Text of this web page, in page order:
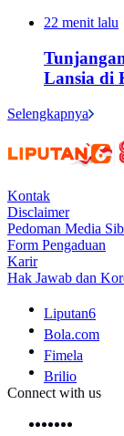
22 menit lalu
Lansia di
Selengkapnya
Kontak
Disclaimer
Pedoman Media
Form Pengaduan
Karir
Hak Jawab dan
Liputan6
Bola.com
Fimela
Brilio
Connect with us